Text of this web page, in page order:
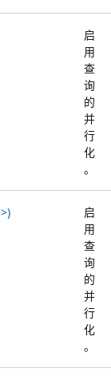
启
用
查
询
的
并
行
化
。
启
用
查
询
的
并
行
化
。